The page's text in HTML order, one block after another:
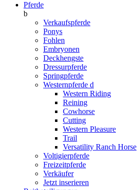
Pferde
b
Verkaufspferde
Ponys
Fohlen
Embryonen
Deckhengste
Dressurpferde
Springpferde
Westernpferde d
Western Riding
Reining
Cowhorse
Cutting
Western Pleasure
Trail
Versatility Ranch Horse
Voltigierpferde
Freizeitpferde
Verkäufer
Jetzt inserieren